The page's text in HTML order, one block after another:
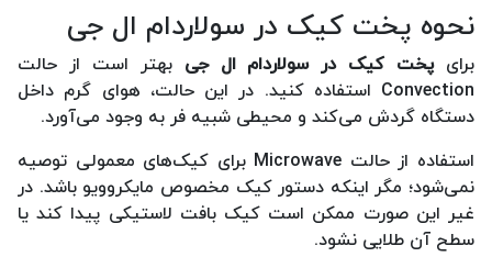
نحوه پخت کیک در سولاردام ال جی
برایپخت کیک در سولاردام ال جی بهتر است از حالت
Convection استفاده کنید. در این حالت، هوای گرم داخل
دستگاه گردش می‌کند و محیطی شبیه فر به وجود می‌آورد.
استفاده از حالت Microwave برای کیک‌های معمولی توصیه
نمی‌شود؛ مگر اینکه دستور کیک مخصوص مایکروویو باشد. در
غیر این صورت ممکن است کیک بافت لاستیکی پیدا کند یا
سطح آن طلایی نشود.